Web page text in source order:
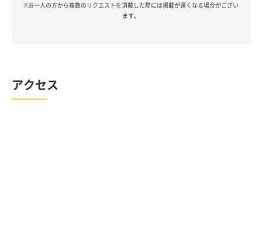
※お一人の方から複数のリクエストを頂戴した際には掲載が遅くなる場合がござい
ます。
アクセス